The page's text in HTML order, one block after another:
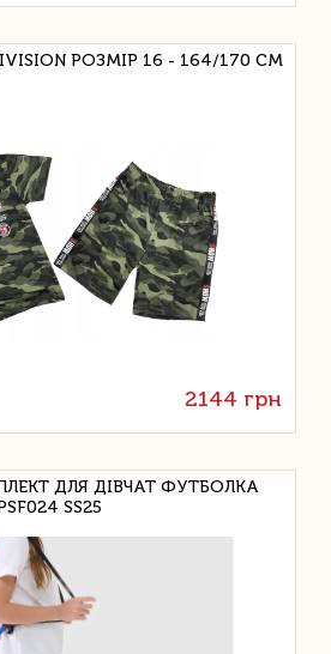
РОЗМІР 16 - 164/170 СМ
2144 грн
ДЛЯ ДІВЧАТ ФУТБОЛКА
SS25